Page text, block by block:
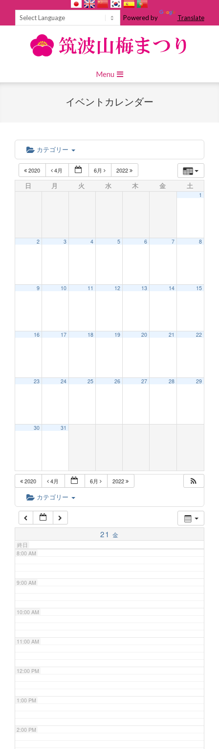
Powered by Translate
Navigation
Menu
イベントカレンダー
カテゴリー
2020 4月 6月 2022
日 月 火 水 木 金 土
1
2 3 4 5 6 7 8
9 10 11 12 13 14 15
16 17 18 19 20 21 22
23 24 25 26 27 28 29
30 31
2020 4月 6月 2022
カテゴリー
21 金
終日
2:00 AM
6:00 AM
7:00 AM
8:00 AM
9:00 AM
10:00 AM
11:00 AM
12:00 PM
1:00 PM
2:00 PM